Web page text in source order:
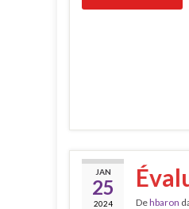
JAN
25
2024 Dehbaron